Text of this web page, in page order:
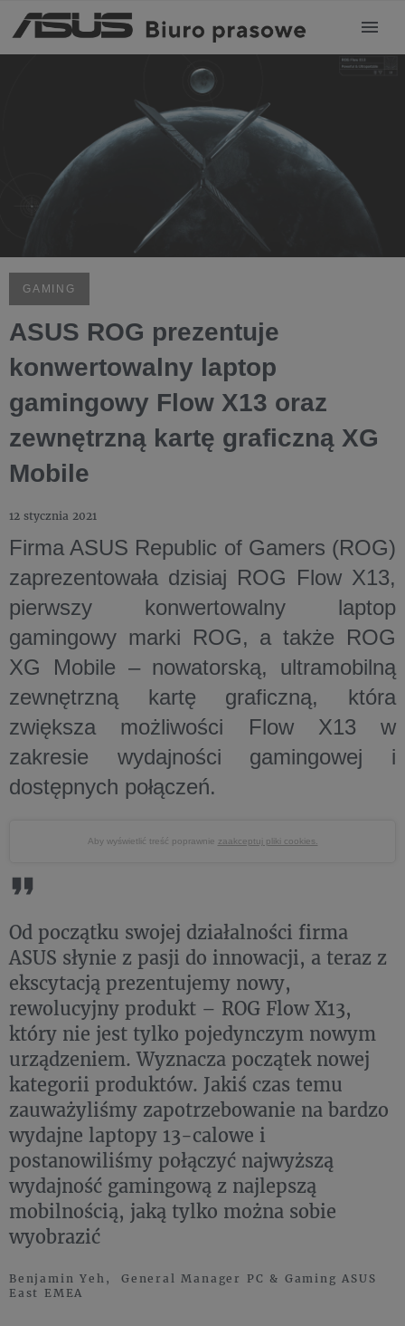
GAMING
ASUS ROG prezentuje
konwertowalny laptop
gamingowy Flow X13 oraz
zewnętrzną kartę graficzną XG
Mobile
12 stycznia 2021
Firma ASUS Republic of Gamers (ROG)
zaprezentowała dzisiaj ROG Flow X13,
pierwszy konwertowalny laptop
gamingowy marki ROG, a także ROG
XG Mobile – nowatorską, ultramobilną
zewnętrzną kartę graficzną, która
zwiększa możliwości Flow X13 w
zakresie wydajności gamingowej i
dostępnych połączeń.
Aby wyświetlić treść poprawnie zaakceptuj pliki cookies.
Od początku swojej działalności firma
ASUS słynie z pasji do innowacji, a teraz z
ekscytacją prezentujemy nowy,
rewolucyjny produkt – ROG Flow X13,
który nie jest tylko pojedynczym nowym
urządzeniem. Wyznacza początek nowej
kategorii produktów. Jakiś czas temu
zauważyliśmy zapotrzebowanie na bardzo
wydajne laptopy 13-calowe i
postanowiliśmy połączyć najwyższą
wydajność gamingową z najlepszą
mobilnością, jaką tylko można sobie
wyobrazić
Benjamin Yeh, General Manager PC & Gaming ASUS
East EMEA